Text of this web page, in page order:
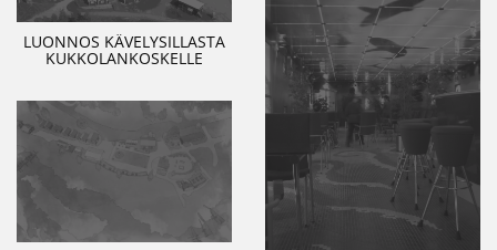
LUONNOS KÄVELYSILLASTA
KUKKOLANKOSKELLE